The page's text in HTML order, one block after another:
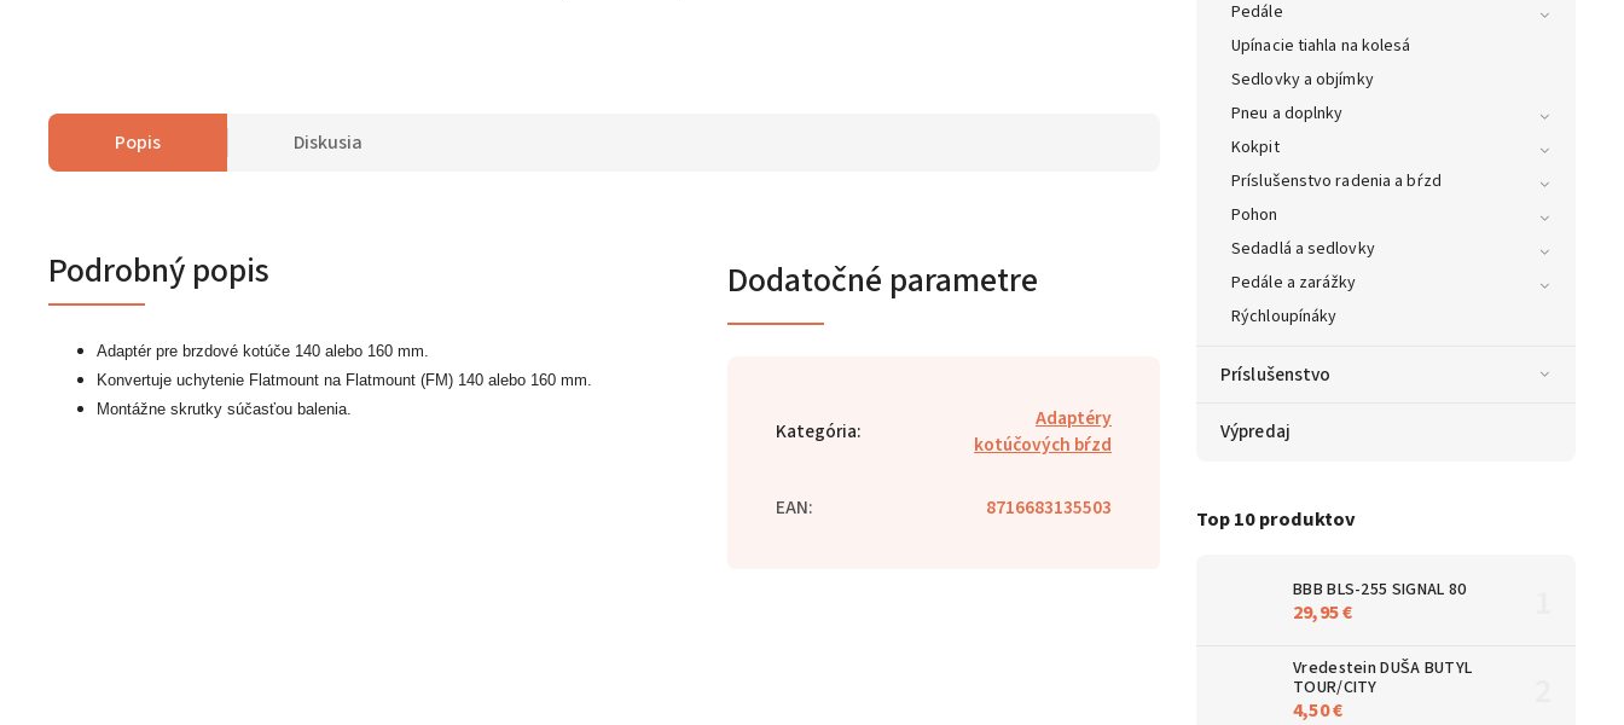
Pedále
Upínacie tiahla na kolesá
Sedlovky a objímky
Pneu a doplnky
Kokpit
Príslušenstvo radenia a bŕzd
Pohon
Sedadlá a sedlovky
Pedále a zarážky
Rýchloupínáky
Príslušenstvo
Výpredaj
Top 10 produktov
BBB BLS-255 SIGNAL 80
29,95 €
Vredestein DUŠA BUTYL
TOUR/CITY
4,50 €
Popis Diskusia
Podrobný popis
Adaptér pre brzdové kotúče 140 alebo 160 mm.
Konvertuje uchytenie Flatmount na Flatmount (FM) 140 alebo 160 mm.
Montážne skrutky súčasťou balenia.
Dodatočné parametre
Kategória:
Adaptéry
kotúčových bŕzd
EAN: 8716683135503